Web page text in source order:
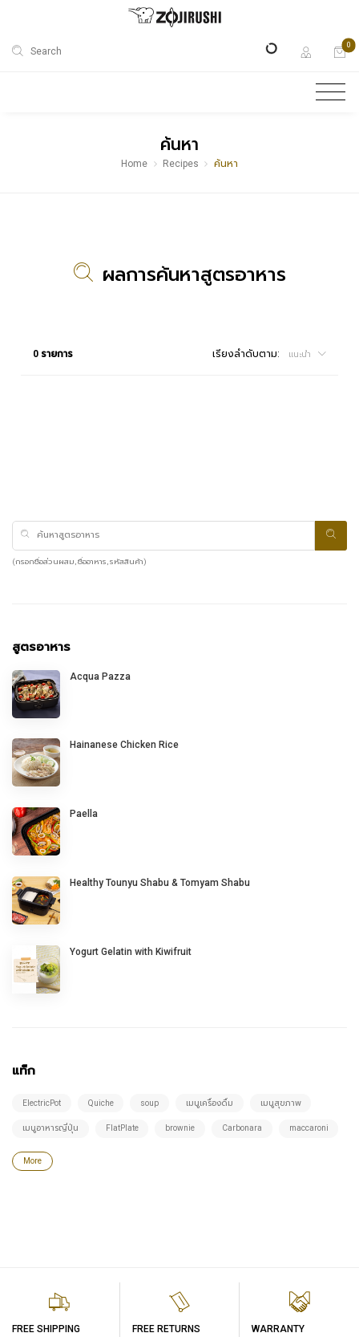
Search
0
ค้นหา
Home Recipes ค้นหา
ผลการค้นหาสูตรอาหาร
0 รายการ เรียงลำดับตาม: แนะนำ
(กรอกชื่อส่วนผสม, ชื่ออาหาร, รหัสสินค้า)
สูตรอาหาร
Acqua Pazza
Hainanese Chicken Rice
Paella
Healthy Tounyu Shabu & Tomyam Shabu
Yogurt Gelatin with Kiwifruit
แท็ก
ElectricPot Quiche soup เมนูเครื่องดื่ม เมนูสุขภาพ
เมนูอาหารญี่ปุ่น FlatPlate brownie Carbonara maccaroni
More
FREE SHIPPING
FREE RETURNS
WARRANTY